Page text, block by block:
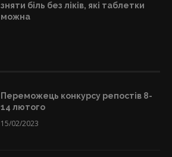
зняти біль без ліків, які таблетки
можна
Переможець конкурсу репостів 8-
14 лютого
15/02/2023